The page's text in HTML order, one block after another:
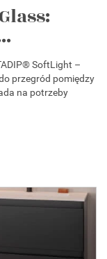
SoftLight –
przegród pomiędzy
na potrzeby